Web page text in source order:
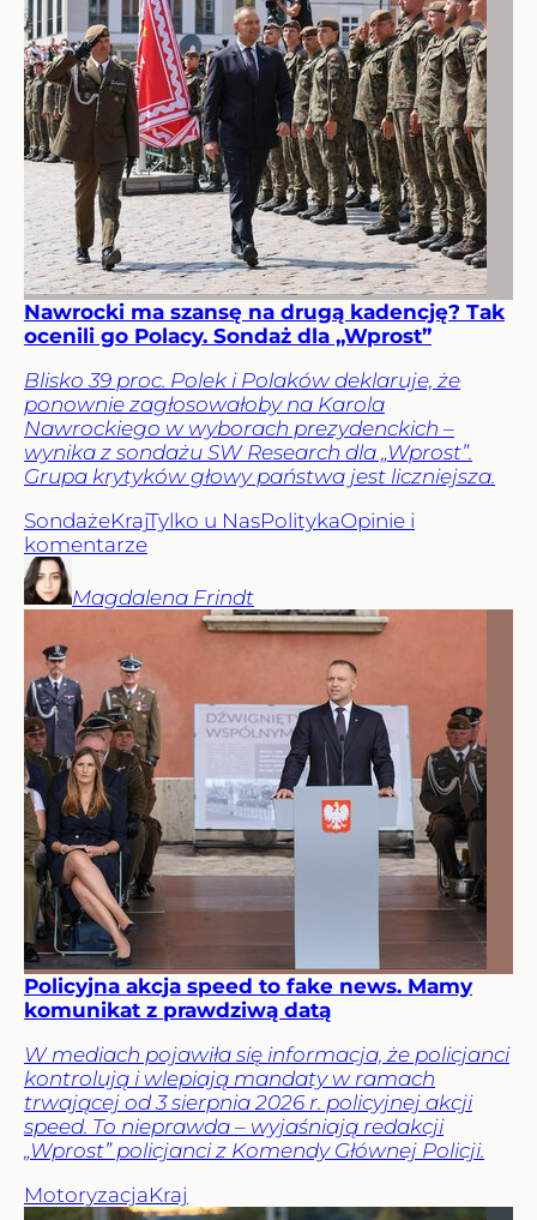
Nawrocki ma szansę na drugą kadencję? Tak
ocenili go Polacy. Sondaż dla „Wprost”
Blisko 39 proc. Polek i Polaków deklaruje, że
ponownie zagłosowałoby na Karola
Nawrockiego w wyborach prezydenckich –
wynika z sondażu SW Research dla „Wprost”.
Grupa krytyków głowy państwa jest liczniejsza.
SondażeKrajTylko u NasPolitykaOpinie i
komentarze
Magdalena Frindt
Policyjna akcja speed to fake news. Mamy
komunikat z prawdziwą datą
W mediach pojawiła się informacja, że policjanci
kontrolują i wlepiają mandaty w ramach
trwającej od 3 sierpnia 2026 r. policyjnej akcji
speed. To nieprawda – wyjaśniają redakcji
„Wprost” policjanci z Komendy Głównej Policji.
MotoryzacjaKraj